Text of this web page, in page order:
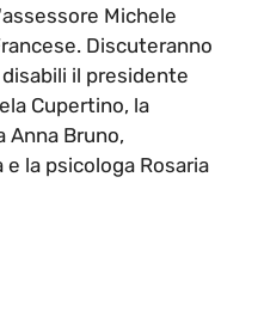
Michele
Discuteranno
il presidente
Cupertino, la
Anna Bruno,
la psicologa Rosaria